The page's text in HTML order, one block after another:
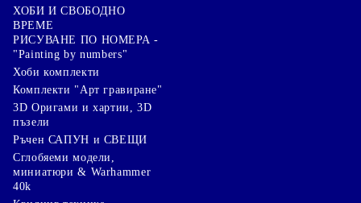
ХОБИ И СВОБОДНО
ВРЕМЕ
РИСУВАНЕ ПО НОМЕРА -
"Painting by numbers"
Хоби комплекти
Комплекти "Арт гравиране"
3D Оригами и хартии, 3D
пъзели
Ръчен САПУН и СВЕЩИ
Сглобяеми модели,
миниатюри & Warhammer
40k